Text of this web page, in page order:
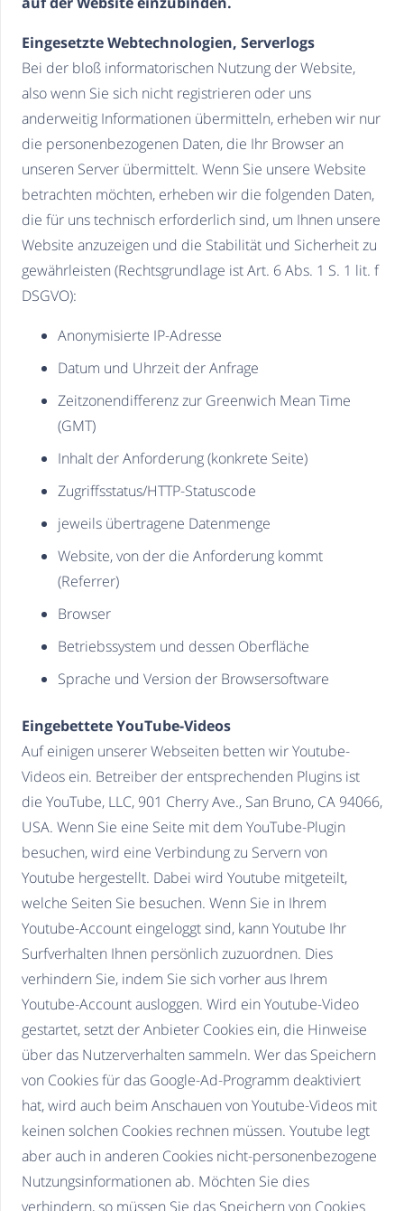
Eingesetzte Webtechnologien, Serverlogs
Bei der bloß informatorischen Nutzung der Website,
also wenn Sie sich nicht registrieren oder uns
anderweitig Informationen übermitteln, erheben wir nur
die personenbezogenen Daten, die Ihr Browser an
unseren Server übermittelt. Wenn Sie unsere Website
betrachten möchten, erheben wir die folgenden Daten,
die für uns technisch erforderlich sind, um Ihnen unsere
Website anzuzeigen und die Stabilität und Sicherheit zu
gewährleisten (Rechtsgrundlage ist Art. 6 Abs. 1 S. 1 lit. f
DSGVO):
Anonymisierte IP-Adresse
Datum und Uhrzeit der Anfrage
Zeitzonendifferenz zur Greenwich Mean Time
(GMT)
Inhalt der Anforderung (konkrete Seite)
Zugriffsstatus/HTTP-Statuscode
jeweils übertragene Datenmenge
Website, von der die Anforderung kommt
(Referrer)
Browser
Betriebssystem und dessen Oberfläche
Sprache und Version der Browsersoftware
Eingebettete YouTube-Videos
Auf einigen unserer Webseiten betten wir Youtube-
Videos ein. Betreiber der entsprechenden Plugins ist
die YouTube, LLC, 901 Cherry Ave., San Bruno, CA 94066,
USA. Wenn Sie eine Seite mit dem YouTube-Plugin
besuchen, wird eine Verbindung zu Servern von
Youtube hergestellt. Dabei wird Youtube mitgeteilt,
welche Seiten Sie besuchen. Wenn Sie in Ihrem
Youtube-Account eingeloggt sind, kann Youtube Ihr
Surfverhalten Ihnen persönlich zuzuordnen. Dies
verhindern Sie, indem Sie sich vorher aus Ihrem
Youtube-Account ausloggen. Wird ein Youtube-Video
gestartet, setzt der Anbieter Cookies ein, die Hinweise
über das Nutzerverhalten sammeln. Wer das Speichern
von Cookies für das Google-Ad-Programm deaktiviert
hat, wird auch beim Anschauen von Youtube-Videos mit
keinen solchen Cookies rechnen müssen. Youtube legt
aber auch in anderen Cookies nicht-personenbezogene
Nutzungsinformationen ab. Möchten Sie dies
verhindern, so müssen Sie das Speichern von Cookies